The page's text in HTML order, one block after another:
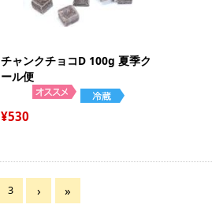
チャンクチョコD 100g 夏季ク
ール便
530
3